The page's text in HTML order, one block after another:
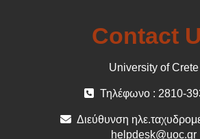
Contact
University of Crete
Τηλέφωνο : 2810-
Διεύθυνση
helpdesk@uoc.gr